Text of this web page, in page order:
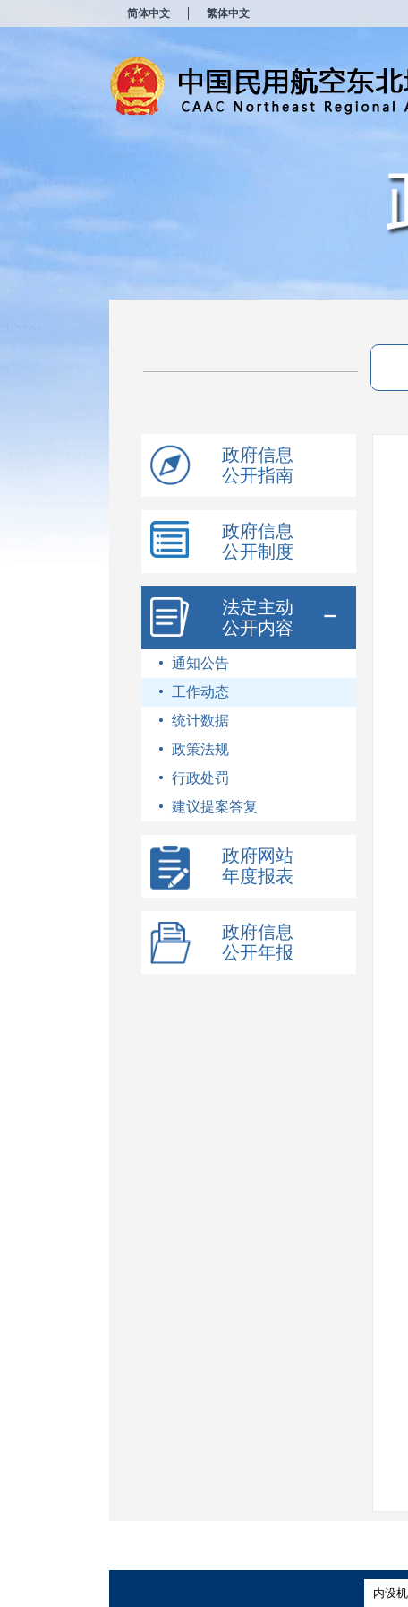
简体中文 繁体中文
政府信息
公开指南
政府信息
公开制度
法定主动
公开内容
通知公告
工作动态
统计数据
政策法规
行政处罚
建议提案答复
政府网站
年度报表
政府信息
公开年报
窗